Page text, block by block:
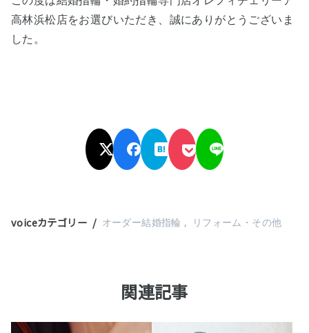
高林浜松店をお選びいただき、誠にありがとうございま
した。
voiceカテゴリー オーダー結婚指輪 リフォーム・その他
関連記事